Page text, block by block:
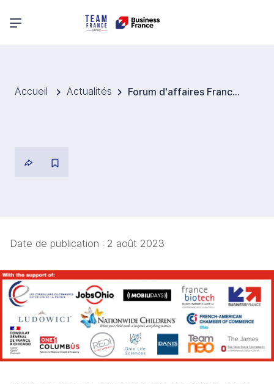
Menu principal
Accueil Actualités Forum d'affaires France - Ohio Healthtechs
Date de publication : 2 août 2023